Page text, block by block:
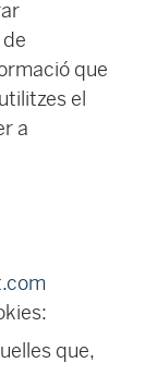
que
el
a
que,